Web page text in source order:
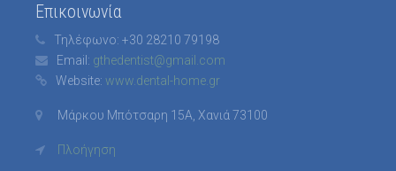
Επικοινωνία
Τηλέφωνο: +30 28210 79198
Email: gthedentist@gmail.com
Website: www.dental-home.gr
Μάρκου Μπότσαρη 15Α, Χανιά 73100
Πλοήγηση